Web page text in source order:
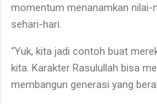
momentum menanamkan nilai-
sehari-hari.
“Yuk, kita jadi contoh buat
kita. Karakter Rasulullah bisa
membangun generasi yang